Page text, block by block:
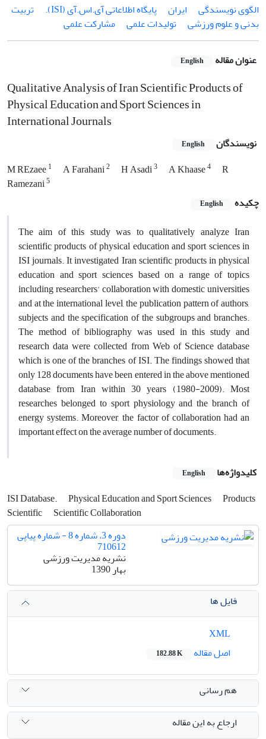
الگوی نویسندگی
ایران پایگاه اطلاعاتی آی.اس.آی (ISI).
تربیت
بدنی و علوم ورزشی
تولیدات علمی مشارکت علمی
عنوان مقاله English
Qualitative Analysis of Iran Scientific Products of
Physical Education and Sport Sciences in
International Journals
نویسندگان English
M REzaee1 A Farahani2 H Asadi3 A Khaase4
R
Ramezani5
چکیده English
The aim of this study was to qualitatively analyze Iran
scientific products of physical education and sport sciences in
ISI journals. It investigated Iran scientific products in physical
education and sport sciences based on a range of topics
including researchers' collaboration with domestic universities
and at the international level, the publication pattern of authors,
subjects and the specification of the subgroups and branches.
The method of bibliography was used in this study and
research data were collected from Web of Science database
which is one of the branches of ISI. The findings showed that
only 128 documents have been entered in the above mentioned
database from Iran within 30 years (1980-2009). Most
researches belonged to sport physiology and the branch of
energy systems. Moreover, the factor of collaboration had an
important effect on the average number of documents.
کلیدواژه‌ها English
ISI Database. Physical Education and Sport Sciences
Products
Scientific
Scientific Collaboration
دوره 3، شماره 8 - شماره پیاپی
710612
نشریه مدیریت ورزشی
بهار 1390
فایل ها
اصل مقاله
182.88 K
هم رسانی
ارجاع به این مقاله